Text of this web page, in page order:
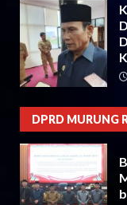
DPRD MURUNG